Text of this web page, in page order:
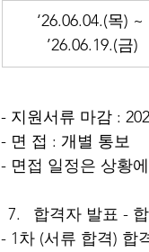
‘26.06.04.(목) ~
’26.06.19.(금)
- 지원서류 마감 :
- 면 접 : 개별 통보
- 면접 일정은 상황
합격자 발표 -
- 1차 (서류 합격) 합